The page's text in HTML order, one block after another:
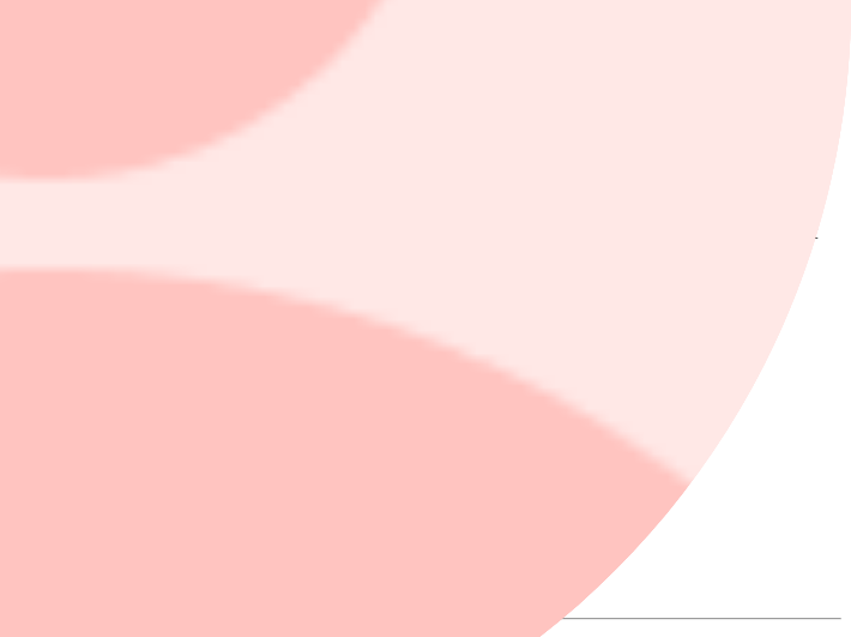
till 42 från 30 kronor. Det framgår av en uppdatering från banken. SSAB:s B-aktie stängde på 32:12
1.100 kronor. Det framgår av en analys som Nyhetsbyrån Direkt har tagit del av. Aktien stängde på drygt